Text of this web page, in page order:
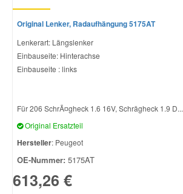
Original Lenker, Radaufhängung 5175AT
Lenkerart: Längslenker
Einbauseite: Hinterachse
Einbauseite : links
Für 206 SchrÃ¤gheck 1.6 16V, Schrägheck 1.9 D...
Original Ersatzteil
Hersteller: Peugeot
OE-Nummer: 5175AT
613,26 €
Skoda Ersatzteile
Toyota Ersatzteile
Vauxhall Ersatzteile